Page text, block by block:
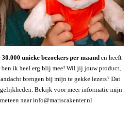
30.000 unieke bezoekers per maanden heeft
ben ik heel erg blij mee! Wil jij jouw product,
brengen bij mijn te gekke lezers? Dat
Bekijk voor meer informatie mijn
naar info@mariscakenter.nl